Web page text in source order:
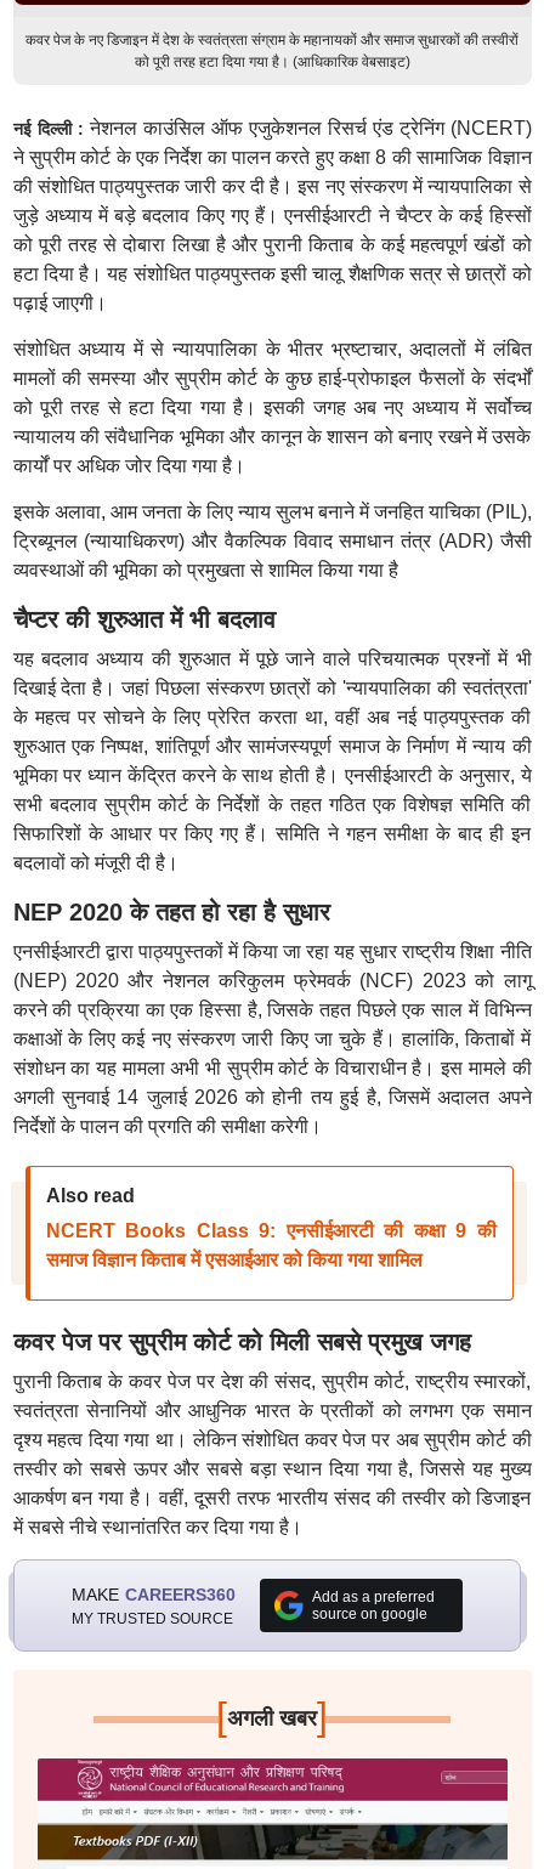
कवर पेज के नए डिजाइन में देश के स्वतंत्रता संग्राम के महानायकों और समाज सुधारकों की तस्वीरों
को पूरी तरह हटा दिया गया है। (आधिकारिक वेबसाइट)
नई दिल्ली :नेशनल काउंसिल ऑफ एजुकेशनल रिसर्च एंड ट्रेनिंग (NCERT)
ने सुप्रीम कोर्ट के एक निर्देश का पालन करते हुए कक्षा 8 की सामाजिक विज्ञान
की संशोधित पाठ्यपुस्तक जारी कर दी है। इस नए संस्करण में न्यायपालिका से
जुड़े अध्याय में बड़े बदलाव किए गए हैं। एनसीईआरटी ने चैप्टर के कई हिस्सों
को पूरी तरह से दोबारा लिखा है और पुरानी किताब के कई महत्वपूर्ण खंडों को
हटा दिया है। यह संशोधित पाठ्यपुस्तक इसी चालू शैक्षणिक सत्र से छात्रों को
पढ़ाई जाएगी।
संशोधित अध्याय में से न्यायपालिका के भीतर भ्रष्टाचार, अदालतों में लंबित
मामलों की समस्या और सुप्रीम कोर्ट के कुछ हाई-प्रोफाइल फैसलों के संदर्भों
को पूरी तरह से हटा दिया गया है। इसकी जगह अब नए अध्याय में सर्वोच्च
न्यायालय की संवैधानिक भूमिका और कानून के शासन को बनाए रखने में उसके
कार्यों पर अधिक जोर दिया गया है।
इसके अलावा, आम जनता के लिए न्याय सुलभ बनाने में जनहित याचिका (PIL),
ट्रिब्यूनल (न्यायाधिकरण) और वैकल्पिक विवाद समाधान तंत्र (ADR) जैसी
व्यवस्थाओं की भूमिका को प्रमुखता से शामिल किया गया है
चैप्टर की शुरुआत में भी बदलाव
यह बदलाव अध्याय की शुरुआत में पूछे जाने वाले परिचयात्मक प्रश्नों में भी
दिखाई देता है। जहां पिछला संस्करण छात्रों को 'न्यायपालिका की स्वतंत्रता'
के महत्व पर सोचने के लिए प्रेरित करता था, वहीं अब नई पाठ्यपुस्तक की
शुरुआत एक निष्पक्ष, शांतिपूर्ण और सामंजस्यपूर्ण समाज के निर्माण में न्याय की
भूमिका पर ध्यान केंद्रित करने के साथ होती है। एनसीईआरटी के अनुसार, ये
सभी बदलाव सुप्रीम कोर्ट के निर्देशों के तहत गठित एक विशेषज्ञ समिति की
सिफारिशों के आधार पर किए गए हैं। समिति ने गहन समीक्षा के बाद ही इन
बदलावों को मंजूरी दी है।
NEP 2020 के तहत हो रहा है सुधार
एनसीईआरटी द्वारा पाठ्यपुस्तकों में किया जा रहा यह सुधार राष्ट्रीय शिक्षा नीति
(NEP) 2020 और नेशनल करिकुलम फ्रेमवर्क (NCF) 2023 को लागू
करने की प्रक्रिया का एक हिस्सा है, जिसके तहत पिछले एक साल में विभिन्न
कक्षाओं के लिए कई नए संस्करण जारी किए जा चुके हैं। हालांकि, किताबों में
संशोधन का यह मामला अभी भी सुप्रीम कोर्ट के विचाराधीन है। इस मामले की
अगली सुनवाई 14 जुलाई 2026 को होनी तय हुई है, जिसमें अदालत अपने
निर्देशों के पालन की प्रगति की समीक्षा करेगी।
Also read
NCERT Books Class 9: एनसीईआरटी की कक्षा 9 की
समाज विज्ञान किताब में एसआईआर को किया गया शामिल
कवर पेज पर सुप्रीम कोर्ट को मिली सबसे प्रमुख जगह
पुरानी किताब के कवर पेज पर देश की संसद, सुप्रीम कोर्ट, राष्ट्रीय स्मारकों,
स्वतंत्रता सेनानियों और आधुनिक भारत के प्रतीकों को लगभग एक समान
दृश्य महत्व दिया गया था। लेकिन संशोधित कवर पेज पर अब सुप्रीम कोर्ट की
तस्वीर को सबसे ऊपर और सबसे बड़ा स्थान दिया गया है, जिससे यह मुख्य
आकर्षण बन गया है। वहीं, दूसरी तरफ भारतीय संसद की तस्वीर को डिजाइन
में सबसे नीचे स्थानांतरित कर दिया गया है।
MAKE CAREERS360
MY TRUSTED SOURCE
Add as a preferred
source on google
[अगली खबर]